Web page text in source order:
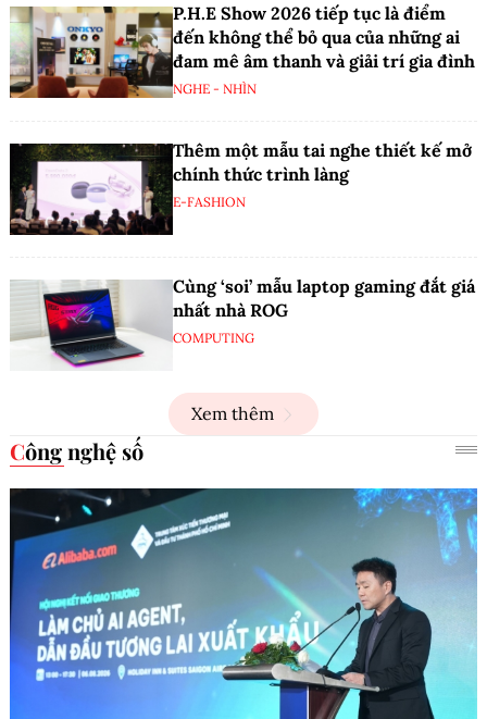
P.H.E Show 2026 tiếp tục là điểm
đến không thể bỏ qua của những ai
đam mê âm thanh và giải trí gia đình
NGHE - NHÌN
Thêm một mẫu tai nghe thiết kế mở
chính thức trình làng
E-FASHION
Cùng ‘soi’ mẫu laptop gaming đắt giá
nhất nhà ROG
COMPUTING
Xem thêm
Công nghệ số